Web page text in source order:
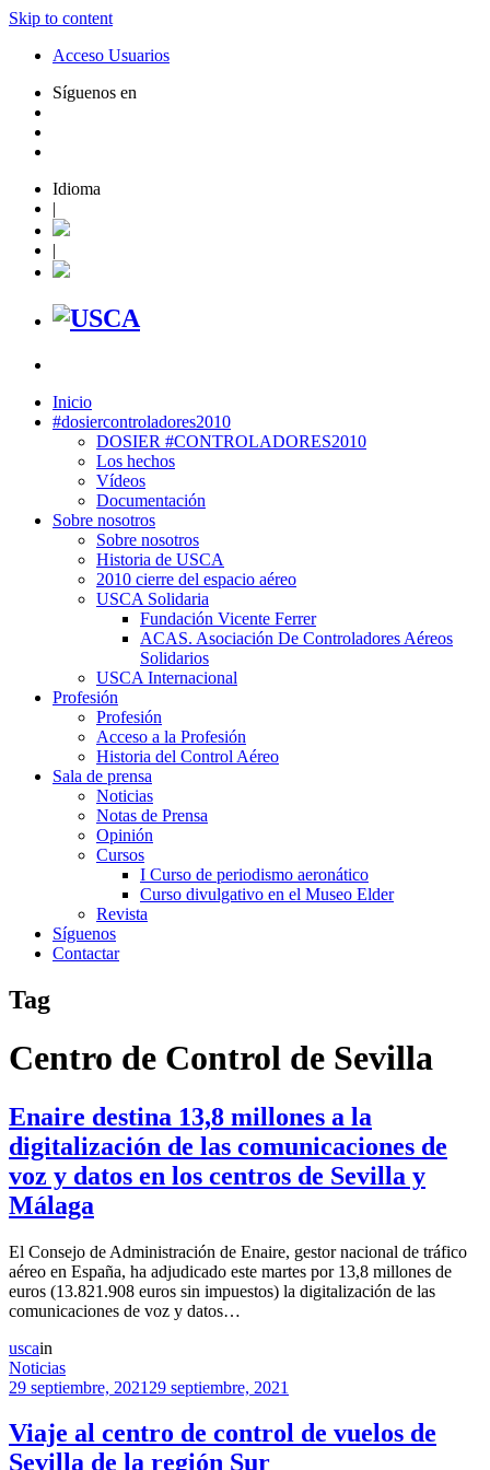
Skip to content
Acceso Usuarios
Síguenos en
Idioma
|
|
Inicio
#dosiercontroladores2010
DOSIER #CONTROLADORES2010
Los hechos
Vídeos
Documentación
Sobre nosotros
Sobre nosotros
Historia de USCA
2010 cierre del espacio aéreo
USCA Solidaria
Fundación Vicente Ferrer
ACAS. Asociación De Controladores Aéreos
Solidarios
USCA Internacional
Profesión
Profesión
Acceso a la Profesión
Historia del Control Aéreo
Sala de prensa
Noticias
Notas de Prensa
Opinión
Cursos
I Curso de periodismo aeronático
Curso divulgativo en el Museo Elder
Revista
Síguenos
Contactar
Tag
Centro de Control de Sevilla
Enaire destina 13,8 millones a la
digitalización de las comunicaciones de
voz y datos en los centros de Sevilla y
Málaga
El Consejo de Administración de Enaire, gestor nacional de tráfico
aéreo en España, ha adjudicado este martes por 13,8 millones de
euros (13.821.908 euros sin impuestos) la digitalización de las
comunicaciones de voz y datos…
uscain
Noticias
29 septiembre, 2021 29 septiembre, 2021
Viaje al centro de control de vuelos de
Sevilla de la región Sur